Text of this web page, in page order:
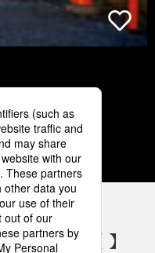
5
アカウント